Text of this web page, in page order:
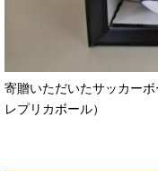
寄贈いただいたサッカー
レプリカボール）